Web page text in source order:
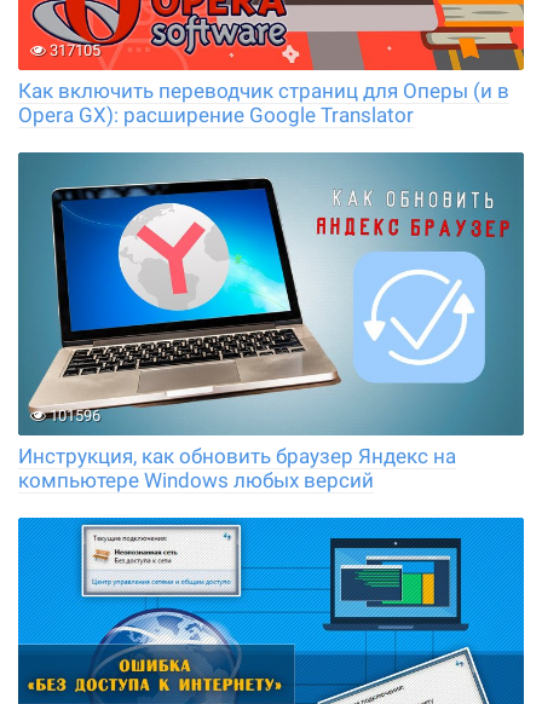
317105
Как включить переводчик страниц для Оперы (и в
Opera GX): расширение Google Translator
101596
Инструкция, как обновить браузер Яндекс на
компьютере Windows любых версий